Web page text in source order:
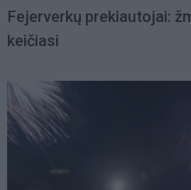
Fejerverkų prekiautojai:
keičiasi